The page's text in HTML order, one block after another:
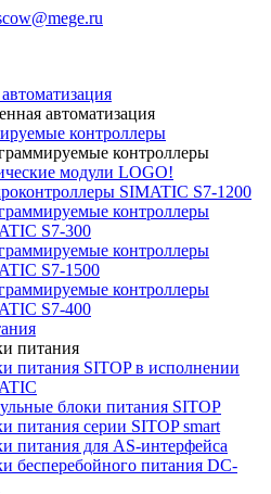
автоматизация
контроллеры
контроллеры
модули LOGO!
SIMATIC S7-1200
контроллеры
S7-300
контроллеры
S7-1500
контроллеры
S7-400
питания
питания SITOP в исполнении
блоки питания SITOP
питания серии SITOP smart
питания для AS-интерфейса
бесперебойного питания DC-